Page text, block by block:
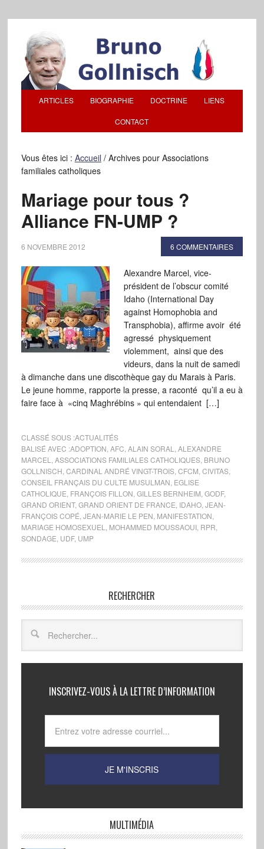
ARTICLES BIOGRAPHIE DOCTRINE LIENS
CONTACT
Vous êtes ici : Accueil /Archives pour Associations
familiales catholiques
Mariage pour tous ?
Alliance FN-UMP ?
6 NOVEMBRE 2012 6 COMMENTAIRES
Alexandre Marcel, vice-
président de l’obscur comité
Idaho (International Day
against Homophobia and
Transphobia), affirme avoir été
agressé physiquement
violemment, ainsi que des
videurs, dans la nuit de samedi
à dimanche dans une discothèque gay du Marais à Paris.
Le jeune homme, rapporte la presse, a raconté qu’il a eu à
faire face à «cinq Maghrébins » qui entendaient […]
CLASSÉ SOUS :ACTUALITÉS
BALISÉ AVEC :ADOPTION AFC ALAIN SORAL
ALEXANDRE
MARCEL
ASSOCIATIONS FAMILIALES CATHOLIQUES, BRUNO
GOLLNISCH CARDINAL ANDRÉ VINGT-TROIS, CFCM CIVITAS,
CONSEIL FRANÇAIS DU CULTE MUSULMAN EGLISE
CATHOLIQUE FRANÇOIS FILLON GILLES BERNHEIM GODF,
GRAND ORIENT, GRAND ORIENT DE FRANCE IDAHO, JEAN-
FRANÇOIS COPÉ JEAN-MARIE LE PEN MANIFESTATION
MARIAGE HOMOSEXUEL
MOHAMMED MOUSSAOUI, RPR
SONDAGE UDF, UMP
RECHERCHER
INSCRIVEZ-VOUS À LA LETTRE D’INFORMATION
MULTIMÉDIA